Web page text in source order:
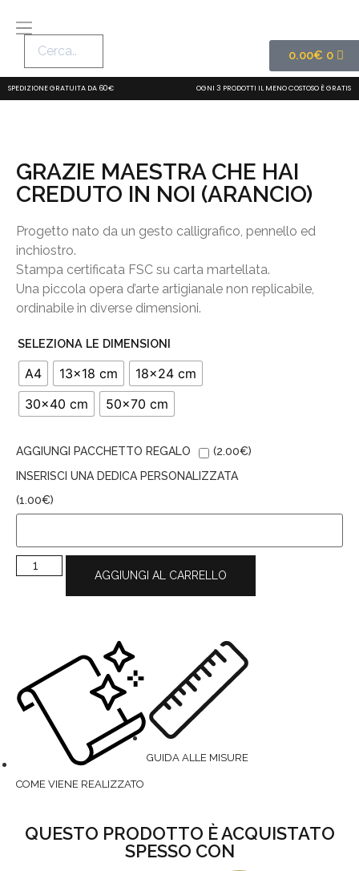
0.00€ 0
SPEDIZIONE GRATUITA DA 60€ OGNI 3 PRODOTTI IL MENO COSTOSO È GRATIS
GRAZIE MAESTRA CHE HAI
CREDUTO IN NOI (ARANCIO)
Progetto nato da un gesto calligrafico, pennello ed
inchiostro.
Stampa certificata FSC su carta martellata.
Una piccola opera d’arte artigianale non replicabile,
ordinabile in diverse dimensioni.
SELEZIONA LE DIMENSIONI
A4 13x18 cm
18x24 cm
30x40 cm
50x70 cm
AGGIUNGI PACCHETTO REGALO (2.00€)
INSERISCI UNA DEDICA PERSONALIZZATA
(1.00€)
AGGIUNGI AL CARRELLO
COME VIENE REALIZZATO
GUIDA ALLE MISURE
QUESTO PRODOTTO È ACQUISTATO
SPESSO CON